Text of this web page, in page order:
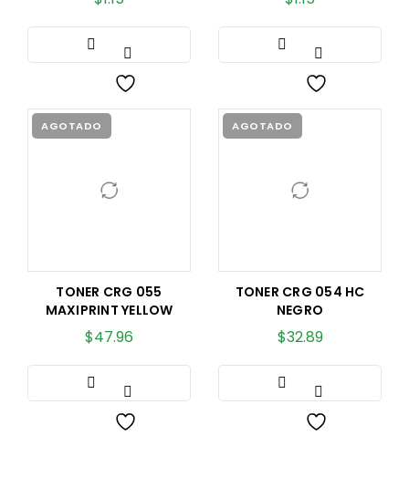
AGOTADO
TONER CRG 055
MAXIPRINT YELLOW
$47.96
AGOTADO
TONER CRG 054 HC
NEGRO
$32.89